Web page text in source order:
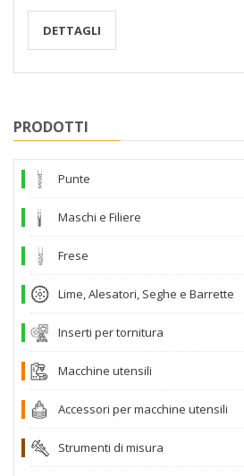
DETTAGLI
PRODOTTI
Punte
Maschi e Filiere
Frese
Lime, Alesatori, Seghe e Barrette
Inserti per tornitura
Macchine utensili
Accessori per macchine utensili
Strumenti di misura